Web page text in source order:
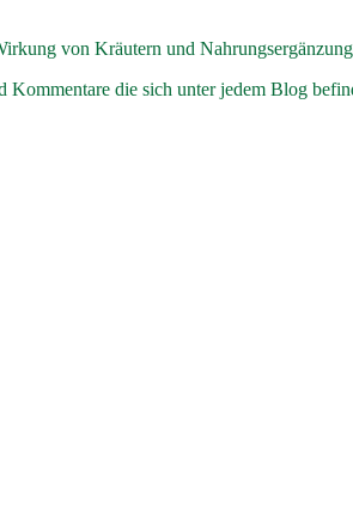
von Kräutern und
Kommentare die sich unter jedem Blog